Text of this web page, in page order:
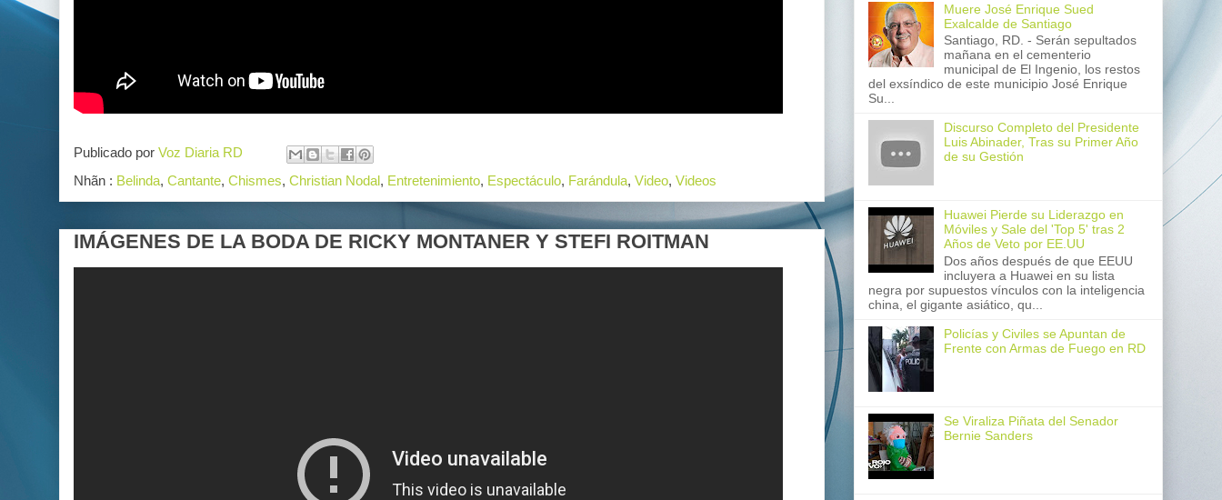
Publicado por Voz Diaria RD
Nhãn : Belinda, Cantante, Chismes, Christian Nodal, Entretenimiento, Espectáculo, Farándula, Video, Videos
IMÁGENES DE LA BODA DE RICKY MONTANER Y STEFI ROITMAN
Muere José Enrique Sued
Exalcalde de Santiago
Santiago, RD. - Serán sepultados
mañana en el cementerio
municipal de El Ingenio, los restos
del exsíndico de este municipio José Enrique
Su...
Discurso Completo del Presidente
Luis Abinader, Tras su Primer Año
de su Gestión
Huawei Pierde su Liderazgo en
Móviles y Sale del 'Top 5' tras 2
Años de Veto por EE.UU
Dos años después de que EEUU
incluyera a Huawei en su lista
negra por supuestos vínculos con la inteligencia
china, el gigante asiático, qu...
Policías y Civiles se Apuntan de
Frente con Armas de Fuego en RD
Se Viraliza Piñata del Senador
Bernie Sanders